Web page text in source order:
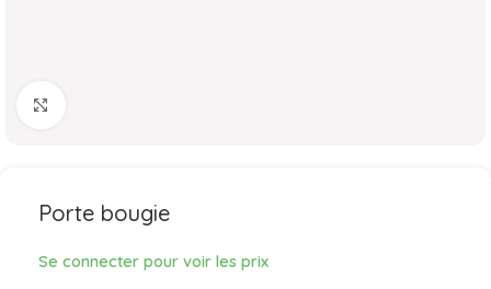
Porte bougie
Se connecter pour voir les prix